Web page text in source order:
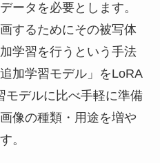
ータを必要とします。
するためにその被写体
学習を行うという手法
加学習モデル」をLoRA
モデルに比べ手軽に準備
像の種類・用途を増や
。